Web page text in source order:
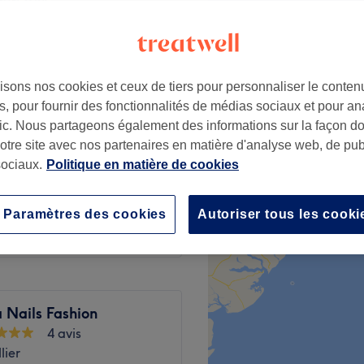
1 €
15 €
Nails Fashion
4 avis
nos cookies et ceux de tiers pour personnaliser le
pour fournir des fonctionnalités de médias sociaux et pour
Nous partageons également des informations sur la façon
site avec nos partenaires en matière d'analyse web, de
Politique en matière de cookies
Autoriser tous les
Paramètres des cookies